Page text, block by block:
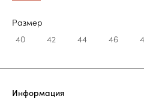
Размер
40
42 44 46
Информация